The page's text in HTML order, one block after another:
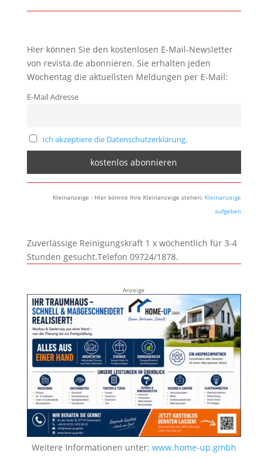
Hier können Sie den kostenlosen E-Mail-Newsletter
von revista.de abonnieren. Sie erhalten jeden
Wochentag die aktuellsten Meldungen per E-Mail:
E-Mail Adresse
Ich akzeptiere die Datenschutzerklärung.
Kleinanzeige - Hier könnte Ihre Kleinanzeige stehen: Kleinanzeige
aufgeben
Zuverlässige Reinigungskraft 1 x wöchentlich für 3-4
Stunden gesucht.Telefon 09724/1878.
Anzeige
Weitere Informationen unter: www.home-up.gmbh